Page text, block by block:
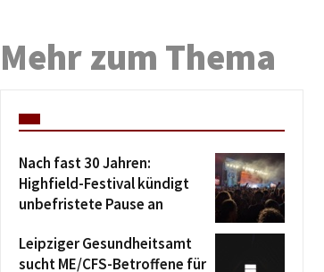
Mehr zum Thema
Nach fast 30 Jahren:
Highfield-Festival kündigt
unbefristete Pause an
Leipziger Gesundheitsamt
sucht ME/CFS-Betroffene für